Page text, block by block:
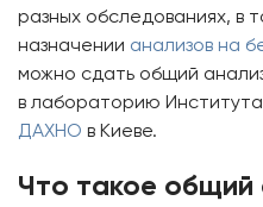
разных обследованиях, в
назначении анализов на
можно сдать общий
в лабораторию
ДАХНО в Киеве.
Что такое общий